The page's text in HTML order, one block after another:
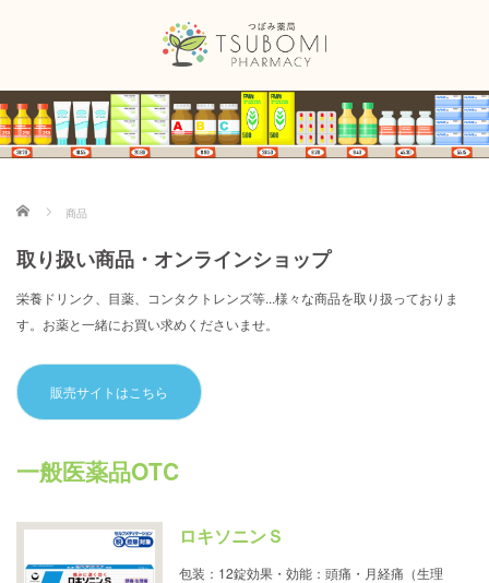
ホーム 商品
取り扱い商品・オンラインショップ
栄養ドリンク、目薬、コンタクトレンズ等...様々な商品を取り扱っておりま
す。お薬と一緒にお買い求めくださいませ。
販売サイトはこちら
一般医薬品OTC
ロキソニンＳ
包装：12錠効果・効能：頭痛・月経痛（生理